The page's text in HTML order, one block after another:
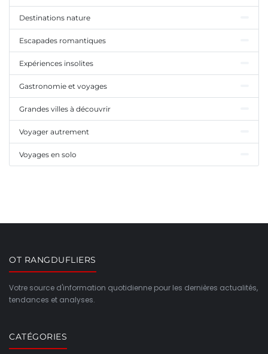
Destinations nature
Escapades romantiques
Expériences insolites
Gastronomie et voyages
Grandes villes à découvrir
Voyager autrement
Voyages en solo
OT RANGDUFLIERS
Votre source d'information quotidienne pour les dernières actualités,
tendances et analyses.
CATÉGORIES